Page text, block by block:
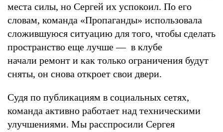
места силы, но Сергей их успокоил. По его
словам, команда «Пропаганды» использовала
сложившуюся ситуацию для того, чтобы сделать
пространство еще лучше — в клубе
начали ремонт и как только ограничения будут
сняты, он снова откроет свои двери.
Судя по публикациям в социальных сетях,
команда активно работает над техническими
улучшениями. Мы расспросили Сергея